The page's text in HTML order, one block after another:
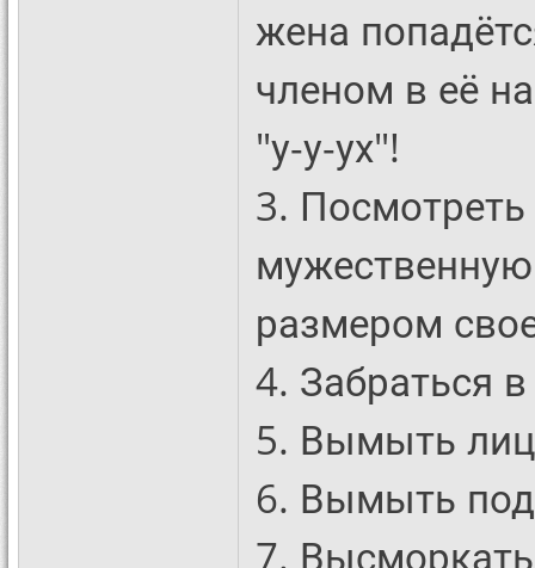
жена
членом в её
"у-у-ух"!
3.
размером
4. Забраться
5. Вымыть
6. Вымыть
7.